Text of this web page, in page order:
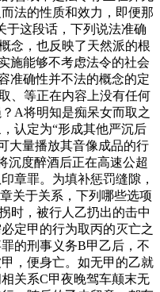
法的性质和效力，即便那
于这段话，下列说法准确
念，也反映了天然派的根
施能够不考虑法令的社会
准确性并不法的概念的定
、等正在内容上没有任何
A将明知是痴呆女而取之
认定为“形成其他严沉后
大量播放其音像成品的行
沉度醉酒后正在高速公超
章罪。为填补惩罚缝隙，
关于关系，下列哪些选项
时，被行人乙扔出的击中
定甲的行为取丙的灭亡之
的刑事义务B甲乙后，不
，便身亡。如无甲的乙就
关系C甲夜晚驾车颠末无